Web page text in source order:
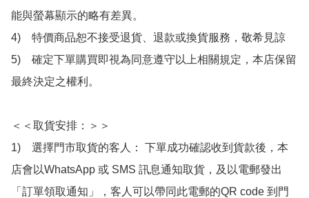
能與螢幕顯示的略有差異。
4)　特價商品恕不接受退貨、退款或換貨服務，敬希見諒
5)　確定下單購買即視為同意遵守以上相關規定，本店保留
最終決定之權利。
＜＜取貨安排：＞＞
1)　選擇門市取貨的客人： 下單成功確認收到貨款後，本
店會以WhatsApp 或 SMS 訊息通知取貨，及以電郵發出
「訂單領取通知」，客人可以帶同此電郵的QR code 到門